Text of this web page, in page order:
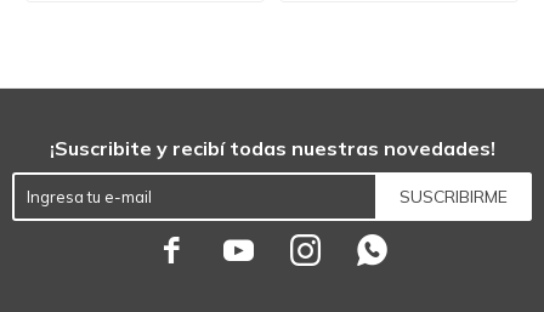
¡Suscribite y recibí todas nuestras novedades!
SUSCRIBIRME
   